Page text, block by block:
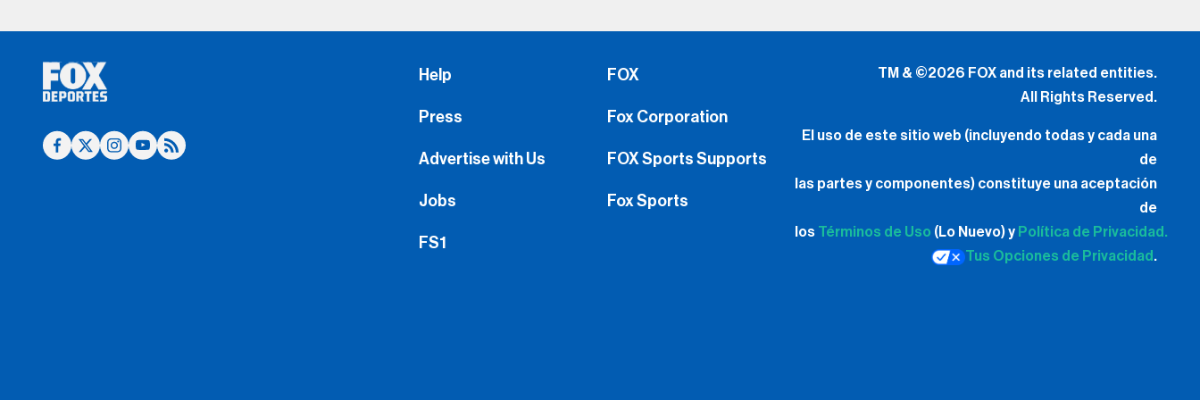
Help
Press
Advertise with Us
Jobs
FS1
FOX
Fox Corporation
FOX Sports Supports
Fox Sports
TM & ©2026 FOX and its related entities.
All Rights Reserved.
El uso de este sitio web (incluyendo todas y cada una
de
las partes y componentes) constituye una aceptación
de
los Términos de Uso (Lo Nuevo) y Política de Privacidad.
Tus Opciones de Privacidad .